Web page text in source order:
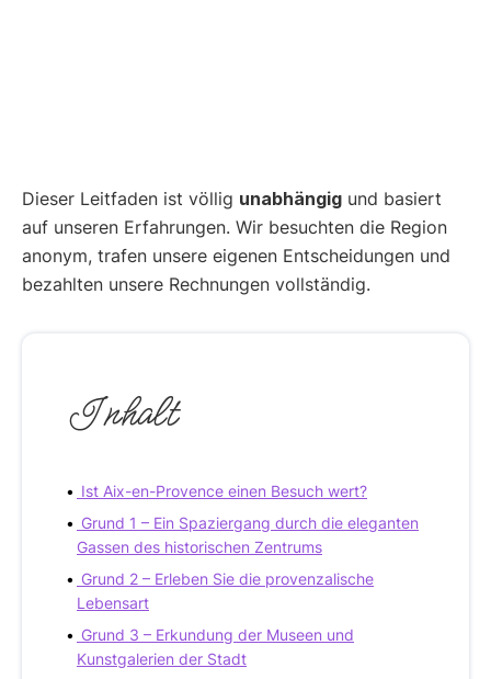
Dieser Leitfaden ist völlig unabhängig und basiert
auf unseren Erfahrungen. Wir besuchten die Region
anonym, trafen unsere eigenen Entscheidungen und
bezahlten unsere Rechnungen vollständig.
Inhalt
Ist Aix-en-Provence einen Besuch wert?
Grund 1 – Ein Spaziergang durch die eleganten
Gassen des historischen Zentrums
Grund 2 – Erleben Sie die provenzalische
Lebensart
Grund 3 – Erkundung der Museen und
Kunstgalerien der Stadt